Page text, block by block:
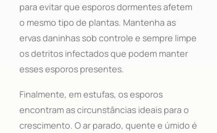
para evitar que esporos dormentes afetem
o mesmo tipo de plantas. Mantenha as
ervas daninhas sob controle e sempre limpe
os detritos infectados que podem manter
esses esporos presentes.
Finalmente, em estufas, os esporos
encontram as circunstâncias ideais para o
crescimento. O ar parado, quente e úmido é